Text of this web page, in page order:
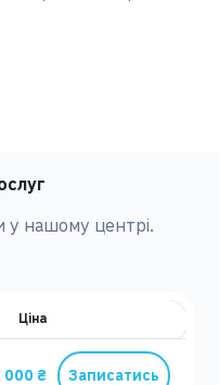
у нашому центрі.
Ціна
000 ₴ Записатись